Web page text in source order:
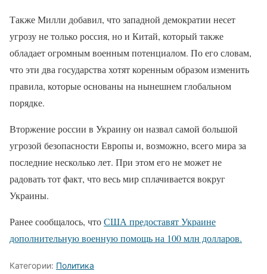
Также Милли добавил, что западной демократии несет
угрозу не только россия, но и Китай, который также
обладает огромным военным потенциалом. По его словам,
что эти два государства хотят коренным образом изменить
правила, которые основаны на нынешнем глобальном
порядке.
Вторжение россии в Украину он назвал самой большой
угрозой безопасности Европы и, возможно, всего мира за
последние несколько лет. При этом его не может не
радовать тот факт, что весь мир сплачивается вокруг
Украины.
Ранее сообщалось, чтоСША предоставят Украине
дополнительную военную помощь на 100 млн долларов.
Категории: Политика